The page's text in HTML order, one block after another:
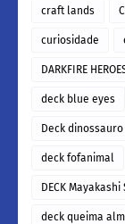
craft lands
curiosidade
DARKFIRE
deck blue eyes
Deck dinossauro
deck fofanimal
DECK
deck queima